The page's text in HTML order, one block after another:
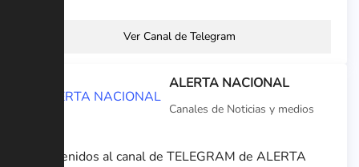
Ver Canal de Telegram
ALERTA NACIONAL
Canales de Noticias y medios
Bienvenidos al canal de TELEGRAM de ALERTA